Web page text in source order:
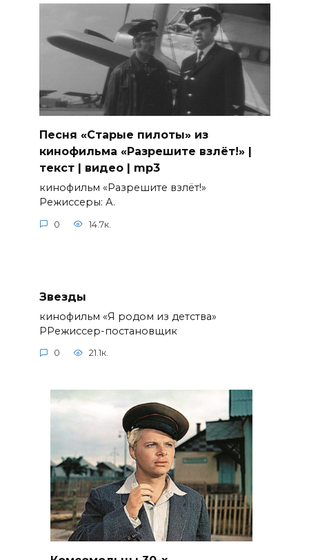
Песня «Старые пилоты» из
кинофильма «Разрешите взлёт!» |
текст | видео | mp3
кинофильм «Разрешите взлёт!»
Режиссеры: А.
0 14.7к.
Звезды
кинофильм «Я родом из детства»
РРежиссер-постановщик
0 21.1к.